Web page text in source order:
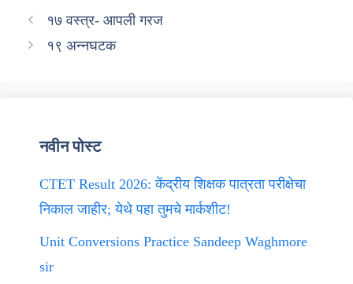
१७ वस्त्र- आपली गरज
१९ अन्नघटक
नवीन पोस्ट
CTET Result 2026: केंद्रीय शिक्षक पात्रता परीक्षेचा
निकाल जाहीर; येथे पहा तुमचे मार्कशीट!
Unit Conversions Practice Sandeep Waghmore
sir